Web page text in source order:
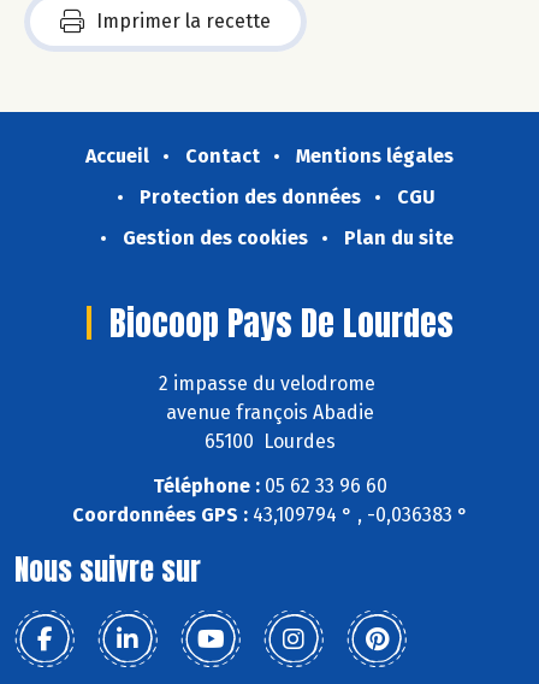
Imprimer la recette
Accueil Contact
Mentions légales
Protection des données
CGU
Gestion des cookies
Plan du site
Biocoop Pays De Lourdes
2 impasse du velodrome
avenue françois Abadie
65100 Lourdes
Téléphone :05 62 33 96 60
Coordonnées GPS :43,109794 ° , -0,036383 °
Nous suivre sur